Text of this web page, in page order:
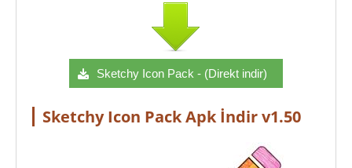
Sketchy Icon Pack - (Direkt indir)
Sketchy Icon Pack Apk İndir v1.50